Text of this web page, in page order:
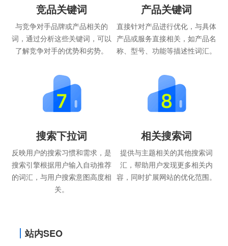
竞品关键词
与竞争对手品牌或产品相关的
词，通过分析这些关键词，可以
了解竞争对手的优势和劣势。
产品关键词
直接针对产品进行优化，与具体
产品或服务直接相关，如产品名
称、型号、功能等描述性词汇。
搜索下拉词
反映用户的搜索习惯和需求，是
搜索引擎根据用户输入自动推荐
的词汇，与用户搜索意图高度相
关。
相关搜索词
提供与主题相关的其他搜索词
汇，帮助用户发现更多相关内
容，同时扩展网站的优化范围。
站内SEO